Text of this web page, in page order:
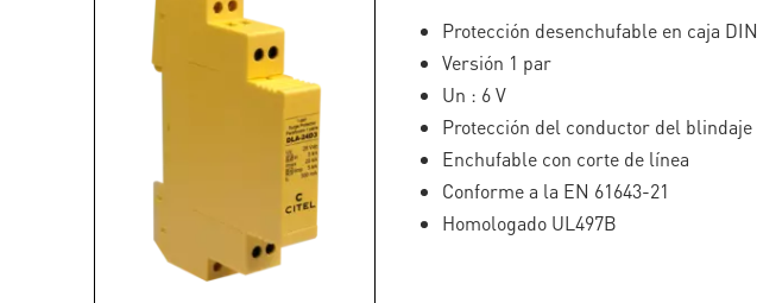
Protección desenchufable en caja DIN
Versión 1 par
Un : 6 V
Protección del conductor del blindaje
Enchufable con corte de línea
Conforme a la EN 61643-21
Homologado UL497B